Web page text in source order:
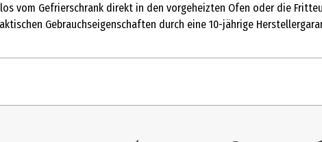
vom Gefrierschrank direkt in den vorgeheizten Ofen oder die
Gebrauchseigenschaften durch eine 10-jährige